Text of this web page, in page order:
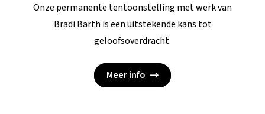
Onze permanente tentoonstelling met werk van
Bradi Barth is een uitstekende kans tot
geloofsoverdracht.
Meer info